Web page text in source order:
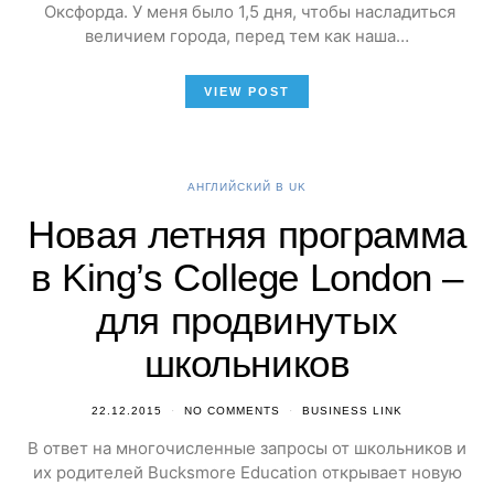
Оксфорда. У меня было 1,5 дня, чтобы насладиться
величием города, перед тем как наша…
VIEW POST
АНГЛИЙСКИЙ В UK
Новая летняя программа
в King’s College London –
для продвинутых
школьников
22.12.2015 NO COMMENTS BUSINESS LINK
В ответ на многочисленные запросы от школьников и
их родителей Bucksmore Education открывает новую